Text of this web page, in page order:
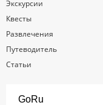
Экскурсии
Квесты
Развлечения
Путеводитель
Статьи
GoRu